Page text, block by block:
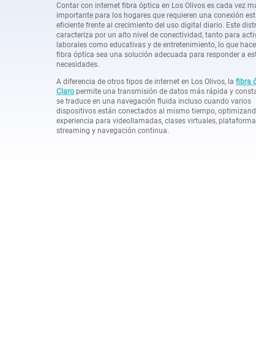
Contar con internet fibra óptica en Los Olivos es cada vez
importante para los hogares que requieren una conexión
eficiente frente al crecimiento del uso digital diario. Este
caracteriza por un alto nivel de conectividad, tanto para
laborales como educativas y de entretenimiento, lo que
fibra óptica sea una solución adecuada para responder a
necesidades.
A diferencia de otros tipos de internet en Los Olivos, la fibra
Claro permite una transmisión de datos más rápida y
se traduce en una navegación fluida incluso cuando varios
dispositivos están conectados al mismo tiempo,
experiencia para videollamadas, clases virtuales,
streaming y navegación continua.